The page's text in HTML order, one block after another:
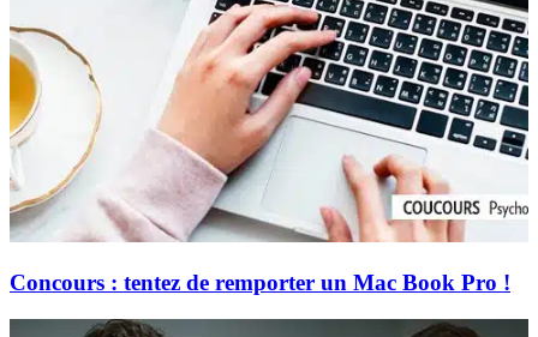
Concours : tentez de remporter un Mac Book Pro !